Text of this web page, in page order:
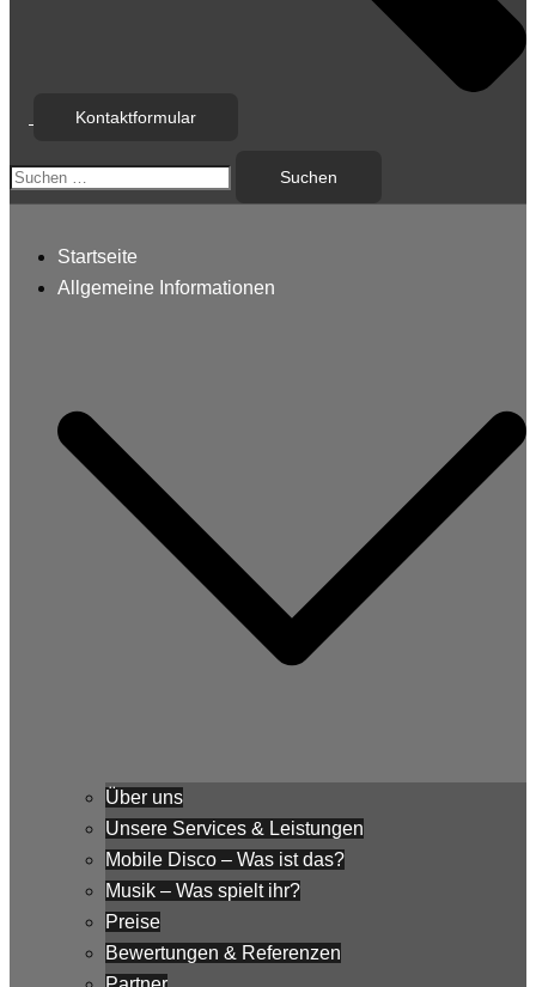
Kontaktformular
Suchen
nach:
Startseite
Allgemeine Informationen
Über uns
Unsere Services & Leistungen
Mobile Disco – Was ist das?
Musik – Was spielt ihr?
Preise
Bewertungen & Referenzen